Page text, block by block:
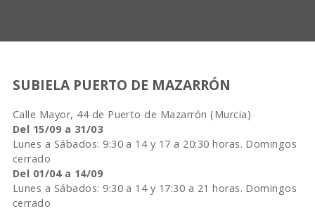
SUBIELA PUERTO DE MAZARRÓN
Calle Mayor, 44 de Puerto de Mazarrón (Murcia)
Del 15/09 a 31/03
Lunes a Sábados: 9:30 a 14 y 17 a 20:30 horas. Domingos
cerrado
Del 01/04 a 14/09
Lunes a Sábados: 9:30 a 14 y 17:30 a 21 horas. Domingos
cerrado